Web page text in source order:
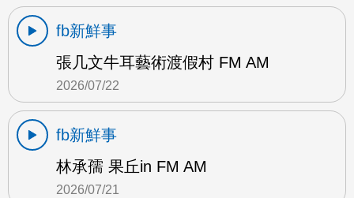
fb新鮮事
張几文牛耳藝術渡假村 FM AM
2026/07/22
fb新鮮事
林承孺 果丘in FM AM
2026/07/21